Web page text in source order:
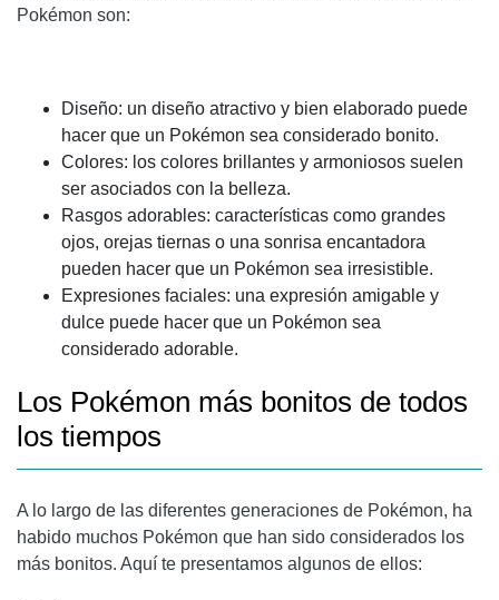
Pokémon son:
Diseño: un diseño atractivo y bien elaborado puede
hacer que un Pokémon sea considerado bonito.
Colores: los colores brillantes y armoniosos suelen
ser asociados con la belleza.
Rasgos adorables: características como grandes
ojos, orejas tiernas o una sonrisa encantadora
pueden hacer que un Pokémon sea irresistible.
Expresiones faciales: una expresión amigable y
dulce puede hacer que un Pokémon sea
considerado adorable.
Los Pokémon más bonitos de todos
los tiempos
A lo largo de las diferentes generaciones de Pokémon, ha
habido muchos Pokémon que han sido considerados los
más bonitos. Aquí te presentamos algunos de ellos: